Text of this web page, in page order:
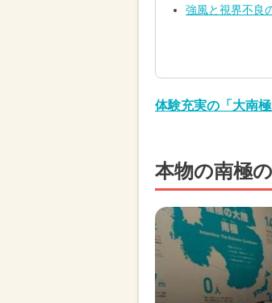
強風と視界不良
体験充実の「大南
本物の南極